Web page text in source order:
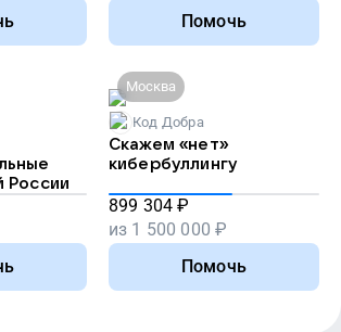
Помочь
России
Москва
Код Добра
Скажем «нет»
кибербуллингу
899 304 ₽
из 1 500 000 ₽
Помочь